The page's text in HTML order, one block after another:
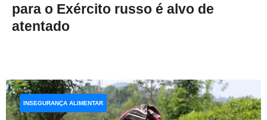
para o Exército russo é alvo de
atentado
INSEGURANÇA ALIMENTAR